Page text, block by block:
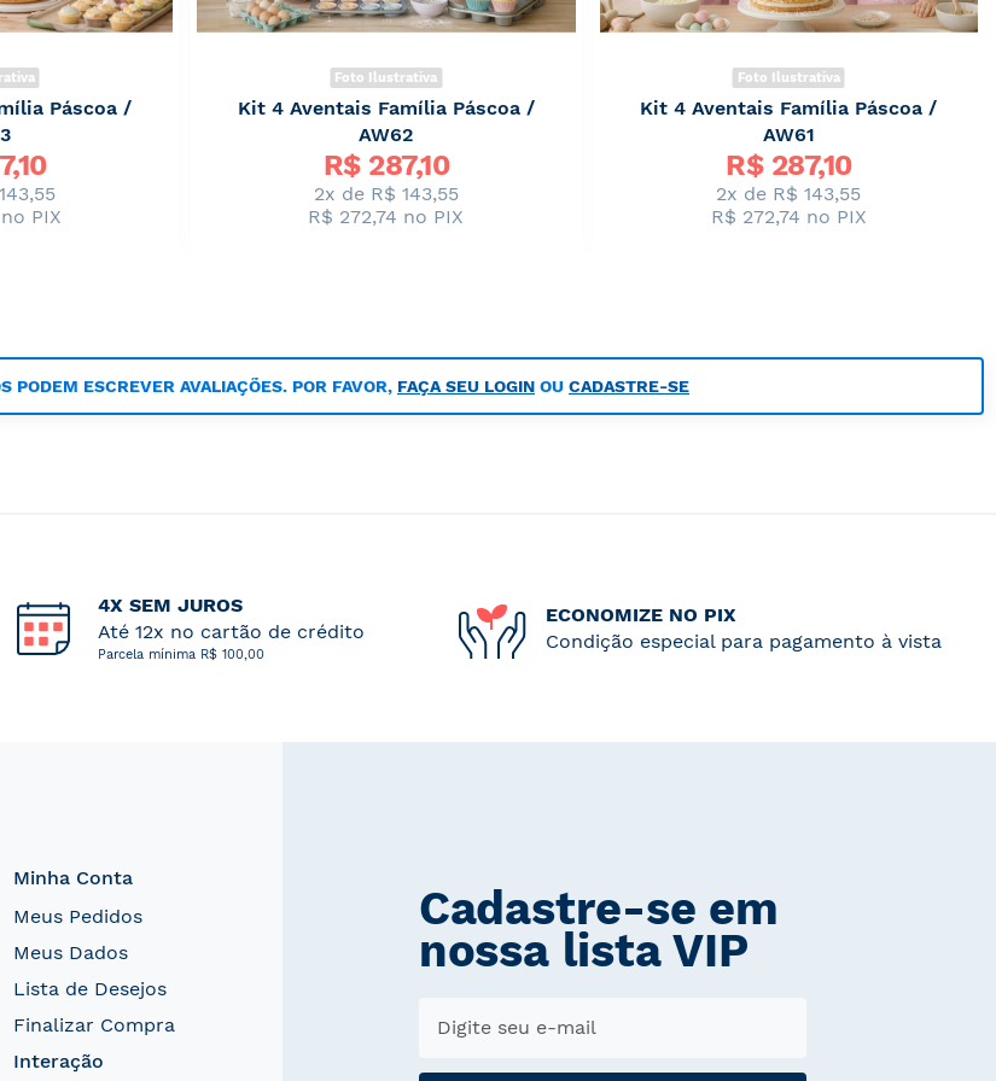
Páscoa /
no PIX
Foto Ilustrativa
Kit 4 Aventais Família Páscoa /
AW62
R$ 287,10
2x de R$ 143,55
R$ 272,74 no PIX
Foto Ilustrativa
Kit 4 Aventais Família Páscoa /
AW61
R$ 287,10
2x de R$ 143,55
R$ 272,74 no PIX
PODEM ESCREVER AVALIAÇÕES. POR FAVOR, FAÇA SEU LOGIN OU CADASTRE-SE
4X SEM JUROS
Até 12x no cartão de crédito
Parcela mínima R$ 100,00
ECONOMIZE NO PIX
Condição especial para pagamento à vista
Minha Conta
Meus Pedidos
Meus Dados
Lista de Desejos
Finalizar Compra
Interação
Cadastre-se em
nossa lista VIP